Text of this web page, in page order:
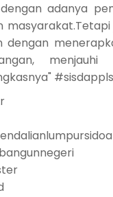
adanya
dengan
#sisdappls